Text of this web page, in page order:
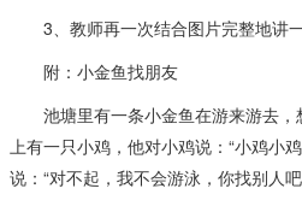
3、教师再一次结合图片完整地讲一
附：小金鱼找朋友
池塘里有一条小金鱼在游来游去，
上有一只小鸡，他对小鸡说：“小鸡小
说：“对不起，我不会游泳，你找别人